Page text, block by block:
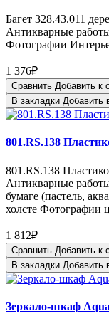
Багет 328.43.011
Антикварные
Фотографии
1 376₽
Сравнить Добавить к
В закладки Добавить
801.RS.138
801.RS.138
Антикварные
бумаге (пастель,
холсте Фотографии
1 812₽
Сравнить Добавить к
В закладки Добавить
Зеркало-шкаф